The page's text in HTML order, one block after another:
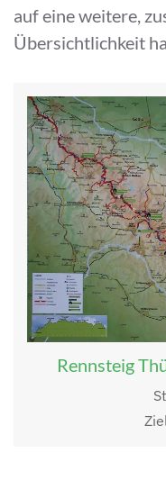
auf eine weitere,
Übersichtlichkeit
Rennsteig